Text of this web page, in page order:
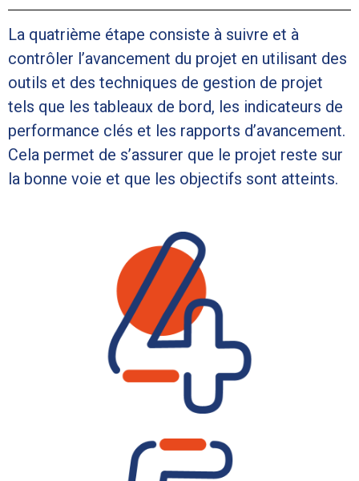
La quatrième étape consiste à suivre et à
contrôler l’avancement du projet en utilisant des
outils et des techniques de gestion de projet
tels que les tableaux de bord, les indicateurs de
performance clés et les rapports d’avancement.
Cela permet de s’assurer que le projet reste sur
la bonne voie et que les objectifs sont atteints.